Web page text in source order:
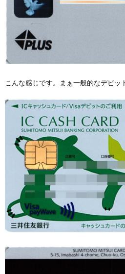
こんな感じです。まぁ一般的なデビッ